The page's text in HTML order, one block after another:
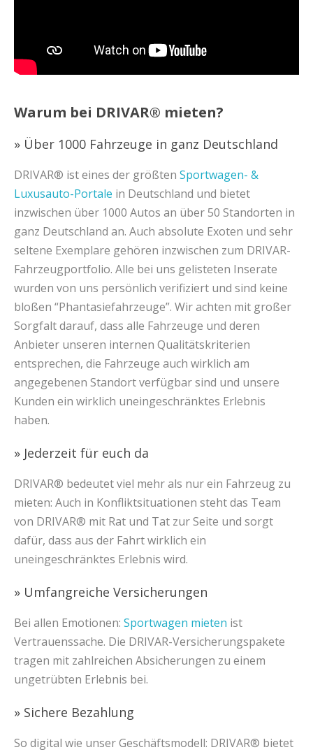
Warum bei DRIVAR® mieten?
» Über 1000 Fahrzeuge in ganz Deutschland
DRIVAR® ist eines der größten Sportwagen- &
Luxusauto-Portale in Deutschland und bietet
inzwischen über 1000 Autos an über 50 Standorten in
ganz Deutschland an. Auch absolute Exoten und sehr
seltene Exemplare gehören inzwischen zum DRIVAR-
Fahrzeugportfolio. Alle bei uns gelisteten Inserate
wurden von uns persönlich verifiziert und sind keine
bloßen “Phantasiefahrzeuge”. Wir achten mit großer
Sorgfalt darauf, dass alle Fahrzeuge und deren
Anbieter unseren internen Qualitätskriterien
entsprechen, die Fahrzeuge auch wirklich am
angegebenen Standort verfügbar sind und unsere
Kunden ein wirklich uneingeschränktes Erlebnis
haben.
» Jederzeit für euch da
DRIVAR® bedeutet viel mehr als nur ein Fahrzeug zu
mieten: Auch in Konfliktsituationen steht das Team
von DRIVAR® mit Rat und Tat zur Seite und sorgt
dafür, dass aus der Fahrt wirklich ein
uneingeschränktes Erlebnis wird.
» Umfangreiche Versicherungen
Bei allen Emotionen: Sportwagen mieten ist
Vertrauenssache. Die DRIVAR-Versicherungspakete
tragen mit zahlreichen Absicherungen zu einem
ungetrübten Erlebnis bei.
» Sichere Bezahlung
So digital wie unser Geschäftsmodell: DRIVAR® bietet